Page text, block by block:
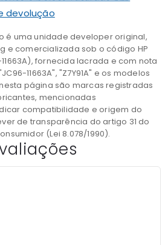
devolução
é uma unidade developer original,
e comercializada sob o código HP
11663A), fornecida lacrada e com nota
11663A", "Z7Y91A" e os modelos
página são marcas registradas
mencionadas
compatibilidade e origem do
de transparência do artigo 31 do
(Lei 8.078/1990).